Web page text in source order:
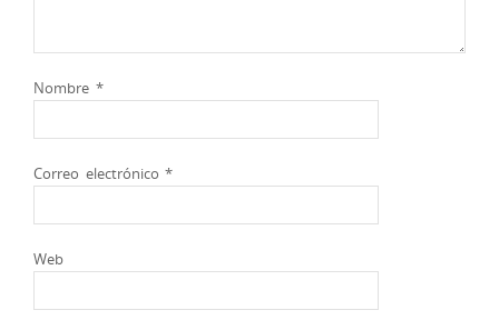
Nombre *
Correo electrónico*
Web